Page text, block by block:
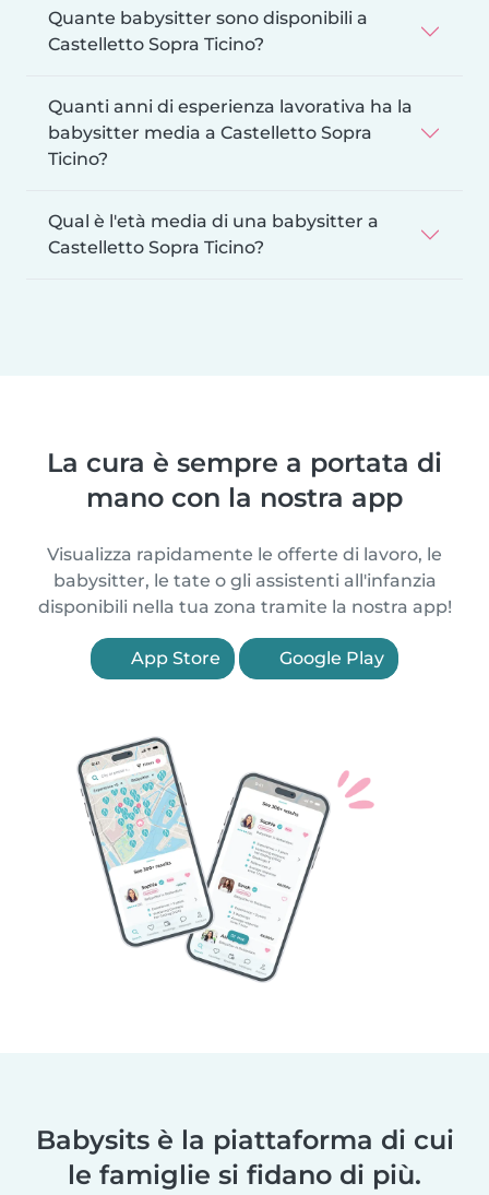
Quante babysitter sono disponibili a
Castelletto Sopra Ticino?
Quanti anni di esperienza lavorativa ha la
babysitter media a Castelletto Sopra
Ticino?
Qual è l'età media di una babysitter a
Castelletto Sopra Ticino?
La cura è sempre a portata di
mano con la nostra app
Visualizza rapidamente le offerte di lavoro, le
babysitter, le tate o gli assistenti all'infanzia
disponibili nella tua zona tramite la nostra app!
App Store Google Play
Babysits è la piattaforma di cui
le famiglie si fidano di più.